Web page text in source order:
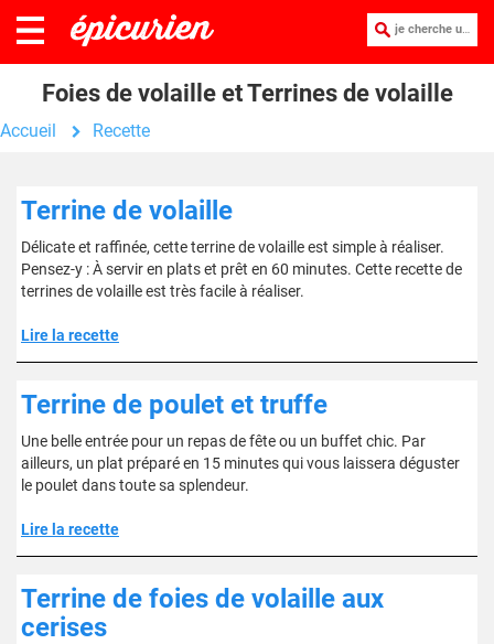
je cherche une recette :
Foies de volaille et Terrines de volaille
Accueil Recette
Terrine de volaille
Délicate et raffinée, cette terrine de volaille est simple à réaliser.
Pensez-y : À servir en plats et prêt en 60 minutes. Cette recette de
terrines de volaille est très facile à réaliser.
Lire la recette
Terrine de poulet et truffe
Une belle entrée pour un repas de fête ou un buffet chic. Par
ailleurs, un plat préparé en 15 minutes qui vous laissera déguster
le poulet dans toute sa splendeur.
Lire la recette
Terrine de foies de volaille aux
cerises